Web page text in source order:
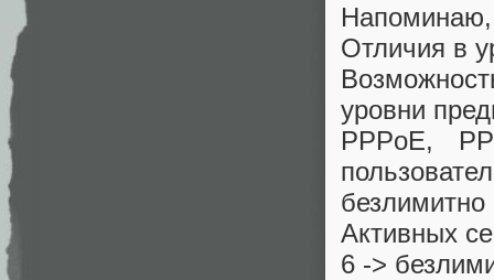
Напоминаю,
Отличия в
уровни
PPPoE,
безлимитно
Активных
6 ->